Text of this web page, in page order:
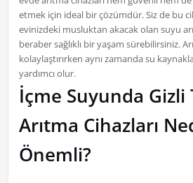
etmek için ideal bir çözümdür. Siz de bu
evinizdeki musluktan akacak olan suyu
beraber sağlıklı bir yaşam sürebilirsiniz.
kolaylaştırırken aynı zamanda su
yardımcı olur.
İçme Suyunda
Arıtma Cihazları
Önemli?